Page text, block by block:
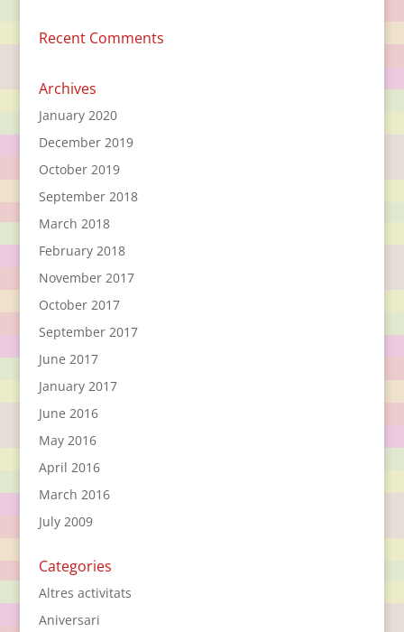
Recent Comments
Archives
January 2020
December 2019
October 2019
September 2018
March 2018
February 2018
November 2017
October 2017
September 2017
June 2017
January 2017
June 2016
May 2016
April 2016
March 2016
July 2009
Categories
Altres activitats
Aniversari